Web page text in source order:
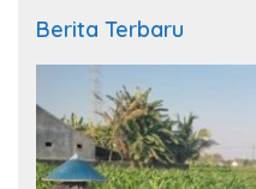
Berita Terbaru